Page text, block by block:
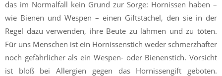
das im Normalfall kein Grund zur Sorge: Hornissen haben –
wie Bienen und Wespen – einen Giftstachel, den sie in der
Regel dazu verwenden, ihre Beute zu lähmen und zu töten.
Für uns Menschen ist ein Hornissenstich weder schmerzhafter
noch gefährlicher als ein Wespen- oder Bienenstich. Vorsicht
ist bloß bei Allergien gegen das Hornissengift geboten.